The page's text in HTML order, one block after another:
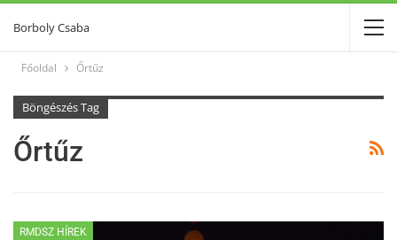
Borboly Csaba
Főoldal Őrtűz
Böngészés Tag
Őrtűz
RMDSZ HÍREK